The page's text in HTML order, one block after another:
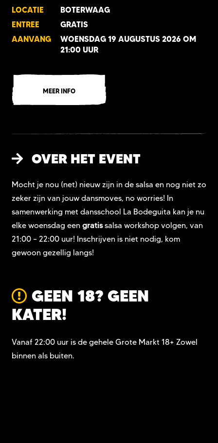
LOCATIE
BOTERWAAG
ENTREE
GRATIS
AANVANG
WOENSDAG 19 AUGUSTUS 2026 OM
21:00 UUR
MEER INFO
OVER HET EVENT
Mocht je nou (net) nieuw zijn in de salsa en nog niet zo
zeker zijn van jouw dansmoves, no worries! In
samenwerking met dansschool La Bodeguita kan je nu
elke woensdag een gratis salsa workshop volgen, van
21:00 – 22:00 uur! Inschrijven is niet nodig, kom
gewoon gezellig langs!
GEEN 18? GEEN
KATER!
Vanaf 22:00 uur is de gehele Grote Markt 18+ Zowel
binnen als buiten.